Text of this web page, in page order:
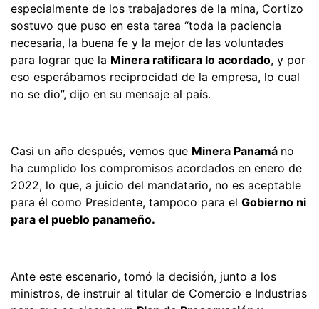
especialmente de los trabajadores de la mina, Cortizo
sostuvo que puso en esta tarea “toda la paciencia
necesaria, la buena fe y la mejor de las voluntades
para lograr que la Minera ratificara lo acordado, y por
eso esperábamos reciprocidad de la empresa, lo cual
no se dio”, dijo en su mensaje al país.
Casi un año después, vemos que Minera Panamá no
ha cumplido los compromisos acordados en enero de
2022, lo que, a juicio del mandatario, no es aceptable
para él como Presidente, tampoco para el Gobierno ni
para el pueblo panameño.
Ante este escenario, tomó la decisión, junto a los
ministros, de instruir al titular de Comercio e Industrias